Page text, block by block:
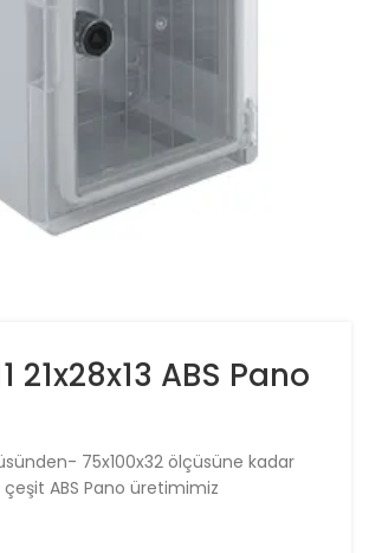
21x28x13 ABS Pano
75x100x32 ölçüsüne kadar
ABS Pano üretimimiz